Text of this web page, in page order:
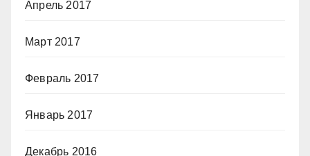
Апрель 2017
Март 2017
Февраль 2017
Январь 2017
Декабрь 2016